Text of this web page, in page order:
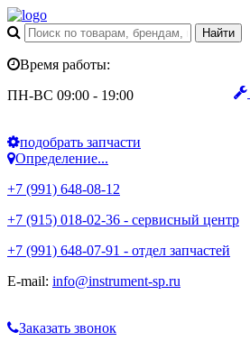
Время работы:
ПН-ВС 09:00 - 19:00
подобрать запчасти
Определение...
+7 (991) 648-08-12
+7 (915) 018-02-36 - сервисный центр
+7 (991) 648-07-91 - отдел запчастей
E-mail: info@instrument-sp.ru
Заказать звонок